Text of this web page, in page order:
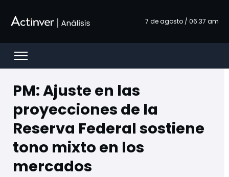
7 de agosto / 06:37 am
Open menu
PM: Ajuste en las
proyecciones de la
Reserva Federal sostiene
tono mixto en los
mercados